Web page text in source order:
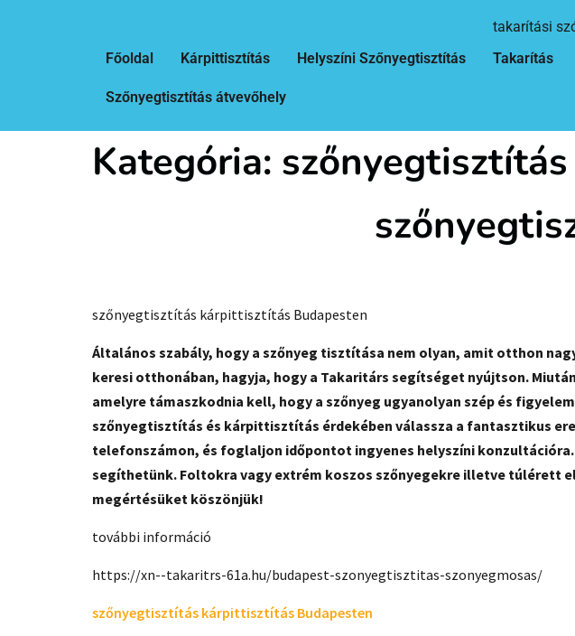
takarítási
Főoldal
Kárpittisztítás Helyszíni Szőnyegtisztítás Takarítás
Szőnyegtisztítás átvevőhely
Kategória: szőnyegtisztítás
szőnyegtisztítás kárpittisztítás Budapesten
Általános szabály, hogy a szőnyeg tisztítása nem olyan, amit otthon
keresi otthonában, hagyja, hogy a Takaritárs segítséget nyújtson.
amelyre támaszkodnia kell, hogy a szőnyeg ugyanolyan szép és
szőnyegtisztítás és kárpittisztítás érdekében válassza a fantasztikus
telefonszámon, és foglaljon időpontot ingyenes helyszíni
segíthetünk. Foltokra vagy extrém koszos szőnyegekre illetve túlérett
megértésüket köszönjük!
további információ
https://xn--takaritrs-61a.hu/budapest-szonyegtisztitas-szonyegmosas/
szőnyegtisztítás kárpittisztítás Budapesten